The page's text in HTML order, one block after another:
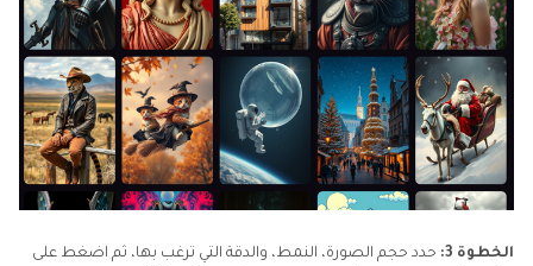
الخطوة 3:
حدد حجم الصورة، النمط، والدقة التي ترغب بها، ثم اضغط على